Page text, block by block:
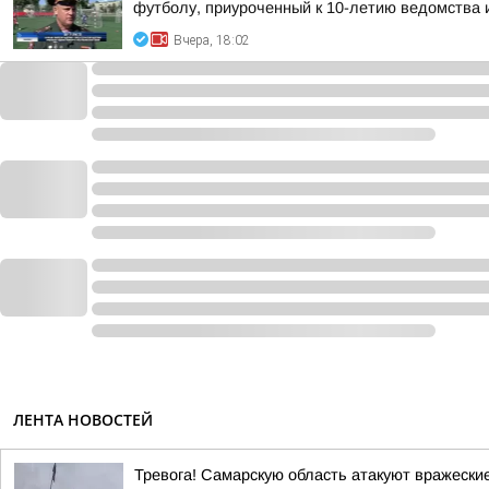
футболу, приуроченный к 10-летию ведомства
Вчера, 18:02
ЛЕНТА НОВОСТЕЙ
Тревога! Самарскую область атакуют